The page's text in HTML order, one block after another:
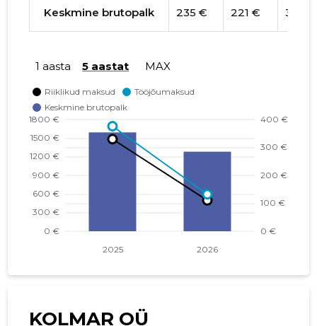
Keskmine brutopalk 235 € 221 € 354 €
1 aasta 5 aastat MAX
KOLMAR OÜ